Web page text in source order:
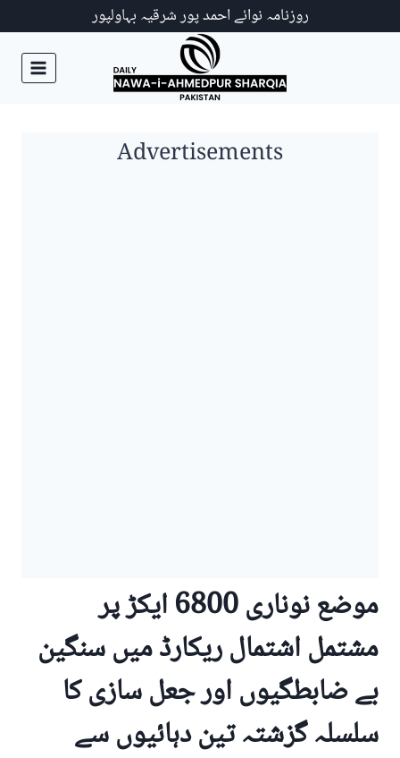
روزنامہ نوائے احمد پور شرقیہ بہاولپور
Advertisements
موضع نوناری 6800 ایکڑ پر
مشتمل اشتمال ریکارڈ میں سنگین
بے ضابطگیوں اور جعل سازی کا
سلسلہ گزشتہ تین دہائیوں سے